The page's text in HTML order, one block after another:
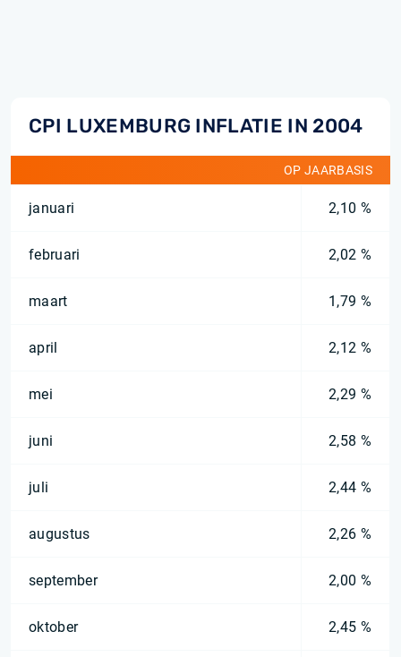
CPI LUXEMBURG INFLATIE IN 2004
OP JAARBASIS
januari 2,10 %
februari 2,02 %
maart 1,79 %
april 2,12 %
mei 2,29 %
juni 2,58 %
juli 2,44 %
augustus 2,26 %
september 2,00 %
oktober 2,45 %